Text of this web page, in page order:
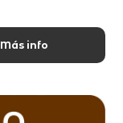
Más info